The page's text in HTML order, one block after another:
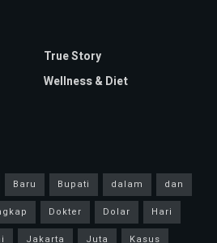
True Story
Wellness & Diet
Baru Bupati dalam
dan
Dokter Dolar
Hari
Jakarta Juta
Kasus